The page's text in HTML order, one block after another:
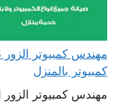
كمبيوتر بالمنزل
مهندس كمبيوتر